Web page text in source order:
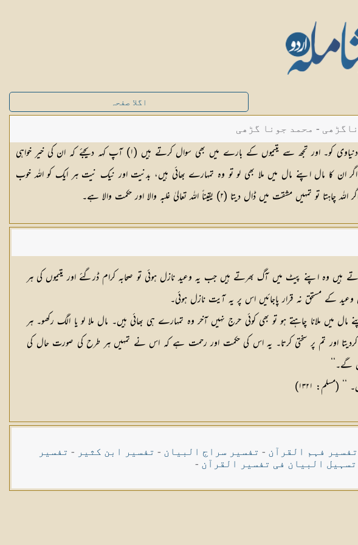
اگلا صفحہ
- محمد جونا گڑھی
دنیاوی کو۔ اور تجھ سے یتیموں کے بارے میں بھی سوال کرتے ہیں (١) آپ کہہ دیجئے کہ ان کی خیر خواہی
ان کا مال اپنے مال میں ملا بھی لو تو وہ تمہارے بھائی ہیں، بدنیت اور نیک نیت ہر ایک کو اللہ خوب
اللہ چاہتا تو تمہیں مشقت میں ڈال دیتا (٢) یقیناً اللہ تعالیٰ غلبہ والا اور حکمت والا ہے۔
ہوچکے تھے۔ (۱) یتیموں کے مال کے قریب بھی نہ جا ؤ ۔ (۲)جو لوگ یتیموں کا مال کھاتے ہیں وہ اپنے پیٹ میں آگ بھرتے ہیں جب یہ وعید نازل ہوئی تو صحابہ کرام ڈرگئے اور یتیموں کی ہر
کے مستحق نہ قرار پاجائیں اس پر یہ آیت نازل ہوئی۔
مال میں ملانا چاہتے ہو تو بھی کوئی حرج نہیں آخر وہ تمہارے ہی بھائی ہیں۔ مال ملا لو یا الگ ركھو۔ ہر
کردیتا اور تم پر سختی کرتا۔ یہ اس کی حکمت اور رحمت ہے کہ اس نے تمہیں ہر طرح کی صورت حال کی
(مسلم: ۱۳۲۱)
تفسیر فہم القرآن - تفسیر سراج البیان - تفسیر ابن کثیر - تفسیر
تسہیل البیان فی تفسیر القرآن -